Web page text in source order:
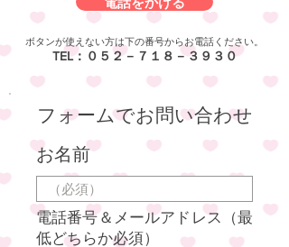
フォームでお問い合わせ
お名前
電話番号＆メールアドレス（最
低どちらか必須）
ボタンが使えない方は下の番号からお電話ください。
​TEL：０５２－７１８－３９３０